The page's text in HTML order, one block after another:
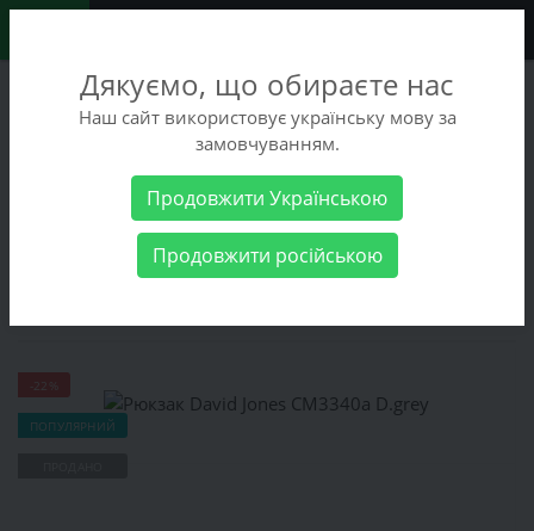
+38 (068) 486-90-09
+38 (093) 486-90-09
Жіночі товари Сумки Рюкзаки
Рюкзак David Jones
-22%
ПОПУЛЯРНИЙ
Дякуємо, що обираєте нас
Наш сайт використовує українську мову за
замовчуванням.
Продовжити Українською
Продовжити російською